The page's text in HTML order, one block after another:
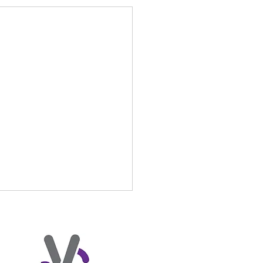
TV Losheim verloren
gegen TV Quierschied